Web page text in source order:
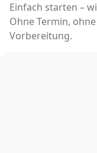
Einfach starten –
Ohne Termin,
Vorbereitung.